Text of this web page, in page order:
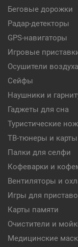
Беговые дорожки
Радар-детекторы
GPS-навигаторы
Игровые
Осушители воздуха
Сейфы
Наушники и
Гаджеты для сна
Туристические
ТВ-тюнеры и карты
Палки для селфи
Кофеварки и
Вентиляторы и
Игры для
Карты памяти
Очистители и
Медицинские